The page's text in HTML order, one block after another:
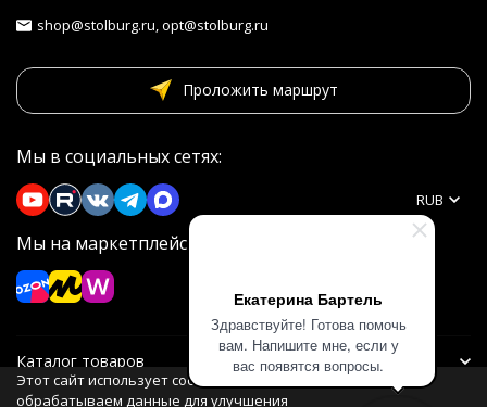
Екатерина Бартель
Здравствуйте! Готова помочь
вам. Напишите мне, если у
вас появятся вопросы.
shop@stolburg.ru, opt@stolburg.ru
Проложить маршрут
Мы в социальных сетях:
Мы на маркетплейсах
RUB
Каталог товаров
Этот сайт использует cookie. Мы
обрабатываем данные для улучшения